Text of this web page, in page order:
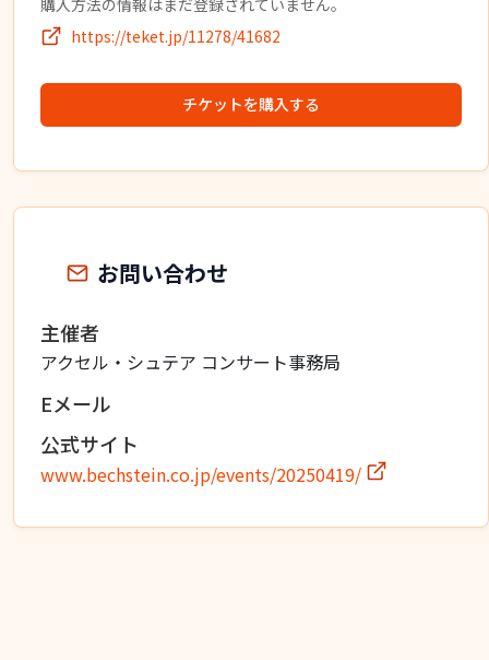
https://teket.jp/11278/41682
チケットを購入する
お問い合わせ
主催者
アクセル・シュテア コンサート事務局
Eメール
公式サイト
www.bechstein.co.jp/events/20250419/